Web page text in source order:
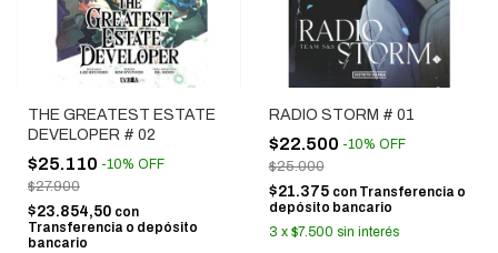
THE GREATEST ESTATE
DEVELOPER # 02
$25.110 -10% OFF
$27.900
$23.854,50 con
Transferencia o depósito
bancario
RADIO STORM # 01
$22.500 -10% OFF
$25.000
$21.375 con Transferencia o
depósito bancario
3 x $7.500 sin interés